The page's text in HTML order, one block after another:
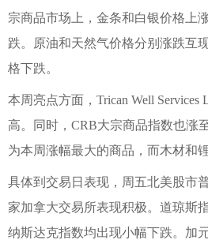
宗商品市场上，金条和白银价格上
跌。原油和天然气价格分别涨跌互
格下跌。
本周亮点方面，Trican Well
高。同时，CRB大宗商品指数也涨
为本周涨幅最大的商品，而木材和
具体到交易日表现，周五北美股市
家加拿大交易所表现积极。道琼斯
纳斯达克指数均出现小幅下跌。加